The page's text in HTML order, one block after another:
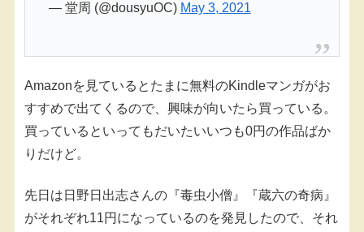
— 堂周 (@dousyuOC) May 3, 2021
Amazonを見ているとたまに無料のKindleマンガがお
すすめで出てくるので、興味が向いたら買っている。
買っているといってもだいたいいつも0円の作品ばか
りだけど。
先日は日野日出志さんの『毒虫小僧』『蔵六の奇病』
がそれぞれ11円になっているのを発見したので、それ